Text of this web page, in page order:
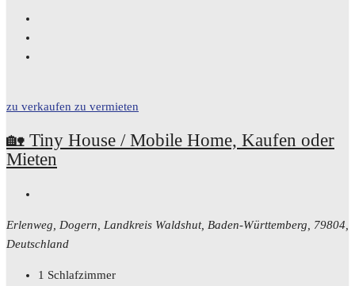
zu verkaufen zu vermieten
🏡 Tiny House / Mobile Home, Kaufen oder
Mieten
Erlenweg, Dogern, Landkreis Waldshut, Baden-Württemberg, 79804,
Deutschland
1 Schlafzimmer